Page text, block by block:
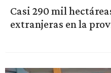
Casi 290 mil
extranjeras en la